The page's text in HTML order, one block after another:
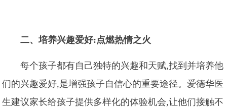
二、培养兴趣爱好:点燃热情之火
每个孩子都有自己独特的兴趣和天赋,找到并培养他
们的兴趣爱好,是增强孩子自信心的重要途径。爱德华医
生建议家长给孩子提供多样化的体验机会,让他们接触不